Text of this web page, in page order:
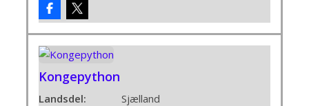
Kongepython
Landsdel:
Sjælland